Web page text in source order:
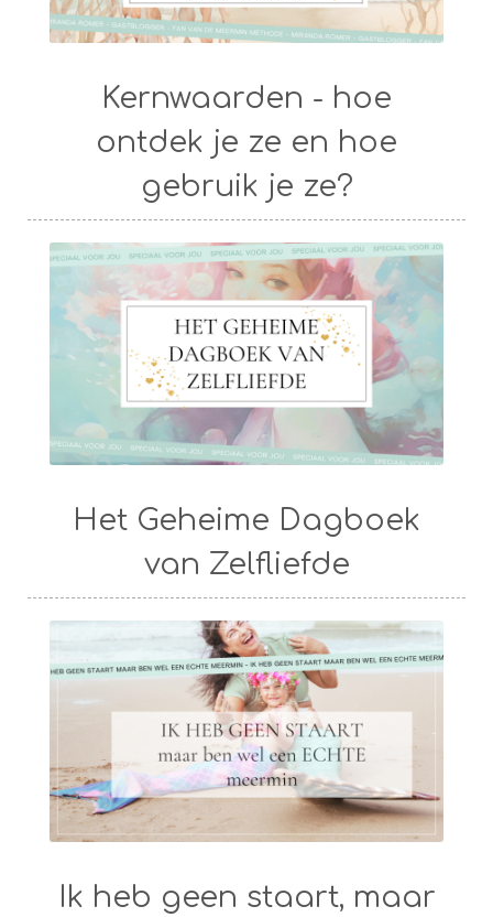
Kernwaarden - hoe
ontdek je ze en hoe
gebruik je ze?
Het Geheime Dagboek
van Zelfliefde
Ik heb geen staart, maar